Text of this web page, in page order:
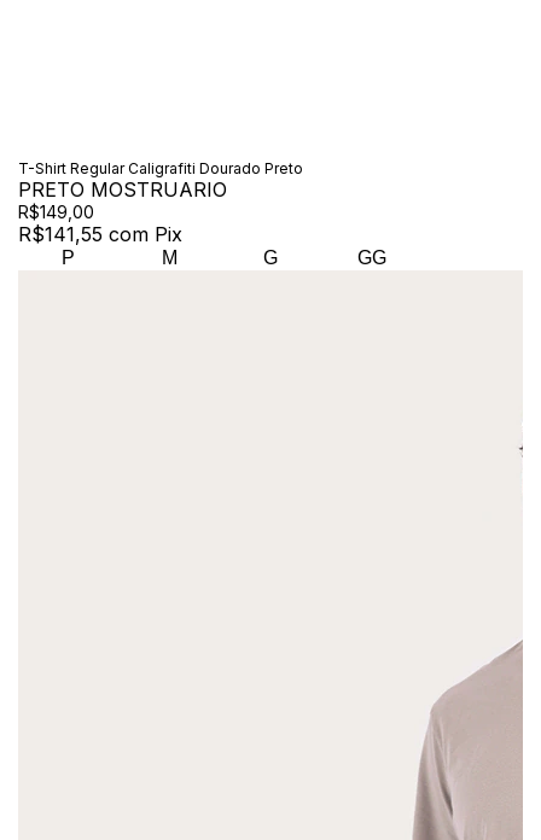
T-Shirt Regular Caligrafiti Dourado Preto
PRETO MOSTRUARIO
R$149,00
R$141,55 com Pix
P M G GG